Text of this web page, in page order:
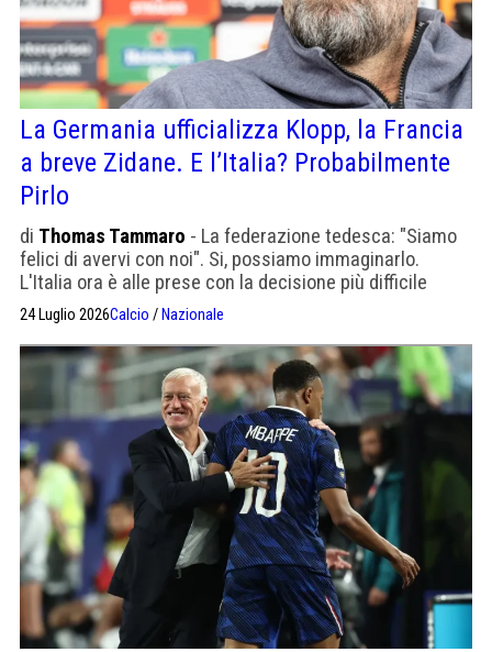
La Germania ufficializza Klopp, la Francia
a breve Zidane. E l’Italia? Probabilmente
Pirlo
di Thomas Tammaro - La federazione tedesca: "Siamo
felici di avervi con noi". Si, possiamo immaginarlo.
L'Italia ora è alle prese con la decisione più difficile
24 Luglio 2026Calcio / Nazionale